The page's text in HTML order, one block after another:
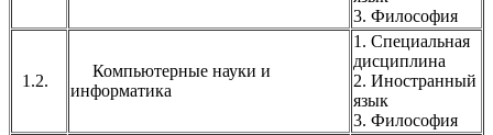
3. Философия
1.2.
Компьютерные науки и
информатика
1. Специальная
дисциплина
2. Иностранный
язык
3. Философия